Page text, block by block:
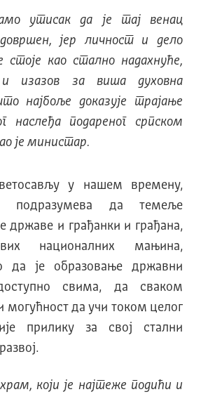
утисак да је тај венац
јер личност и дело
стоје као стално надахнуће,
и изазов за виша духовна
најбоље доказује трајање
наслеђа подареног српском
је министар.
у нашем времену,
подразумева да темеље
државе и грађанки и грађана,
националних мањина,
да је образовање државни
свима, да сваком
могућност да учи током целог
прилику за свој стални
који је најтеже подићи и